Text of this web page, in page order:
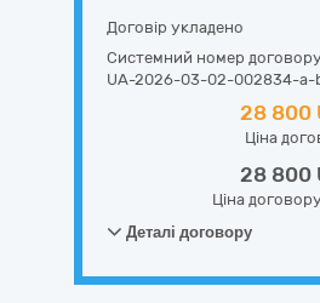
Договір укладено
Системний номер
UA-2026-03-02-002834-a-
28 800
Ціна
28 800
Ціна
Деталі договору